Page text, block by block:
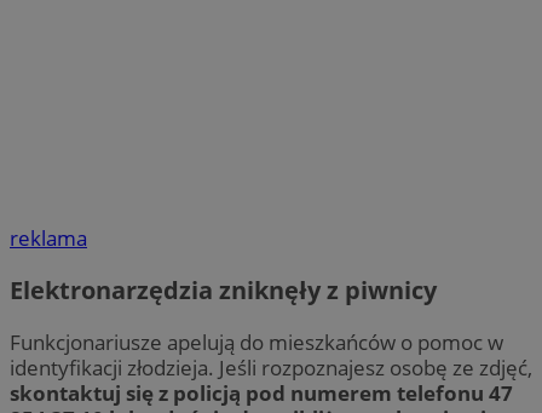
reklama
Elektronarzędzia zniknęły z piwnicy
Funkcjonariusze apelują do mieszkańców o pomoc w
identyfikacji złodzieja. Jeśli rozpoznajesz osobę ze zdjęć,
skontaktuj się z policją pod numerem telefonu 47